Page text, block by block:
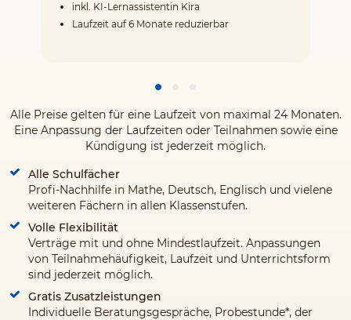
inkl. KI-Lernassistentin Kira
Laufzeit auf 6 Monate reduzierbar
Alle Preise gelten für eine Laufzeit von maximal 24 Monaten.
Eine Anpassung der Laufzeiten oder Teilnahmen sowie eine
Kündigung ist jederzeit möglich.
Alle Schulfächer
Profi-Nachhilfe in Mathe, Deutsch, Englisch und vielene
weiteren Fächern in allen Klassenstufen.
Volle Flexibilität
Verträge mit und ohne Mindestlaufzeit. Anpassungen
von Teilnahmehäufigkeit, Laufzeit und Unterrichtsform
sind jederzeit möglich.
Gratis Zusatzleistungen
Individuelle Beratungsgespräche, Probestunde*, der